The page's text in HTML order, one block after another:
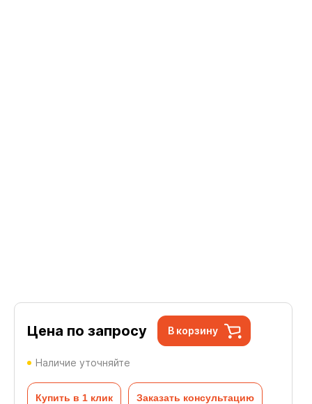
Цена по запросу В корзину
Наличие уточняйте
Купить в 1 клик Заказать консультацию